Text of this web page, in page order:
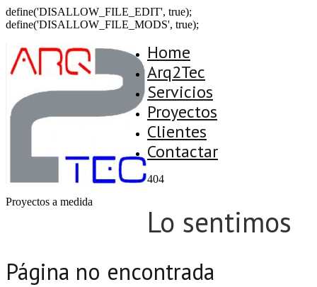
define('DISALLOW_FILE_EDIT', true);
define('DISALLOW_FILE_MODS', true);
Proyectos a medida
Home
Arq2Tec
Servicios
Proyectos
Clientes
Contactar
404
Lo sentimos
Página no encontrada